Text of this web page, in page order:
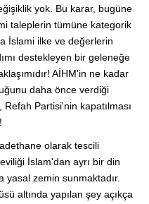
yok. Bu karar, bugüne
taleplerin tümüne kategorik
İslami ilke ve değerlerin
destekleyen bir geleneğe
AİHM'in ne kadar
daha önce verdiği
Partisi'nin kapatılması
olarak tescili
İslam'dan ayrı bir din
yasal zemin sunmaktadır.
altında yapılan şey açıkça